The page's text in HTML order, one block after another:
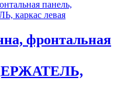
фронтальная